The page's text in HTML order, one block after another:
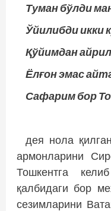
Туман бўлди
Ўйилибди икки
Қўйимдан
Ёлғон эмас
Сафарим бор
дея нола
армонларини
Тошкентга
қалбидаги бор
сезимларини